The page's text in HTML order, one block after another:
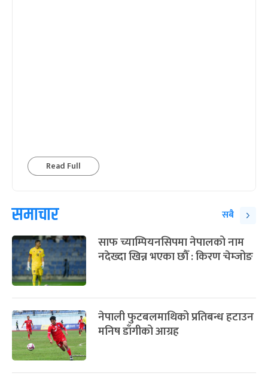
Read Full
समाचार सबै
साफ च्याम्पियनसिपमा नेपालको नाम
नदेख्दा खिन्न भएका छौँ : किरण चेम्जोङ
नेपाली फुटबलमाथिको प्रतिबन्ध हटाउन
मनिष डाँगीको आग्रह